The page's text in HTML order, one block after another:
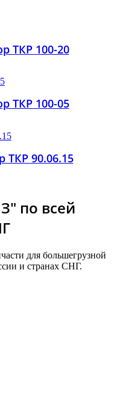
ТКР 100-20
ТКР 100-05
ТКР 90.06.15
по всей
для большегрузной
и странах СНГ.